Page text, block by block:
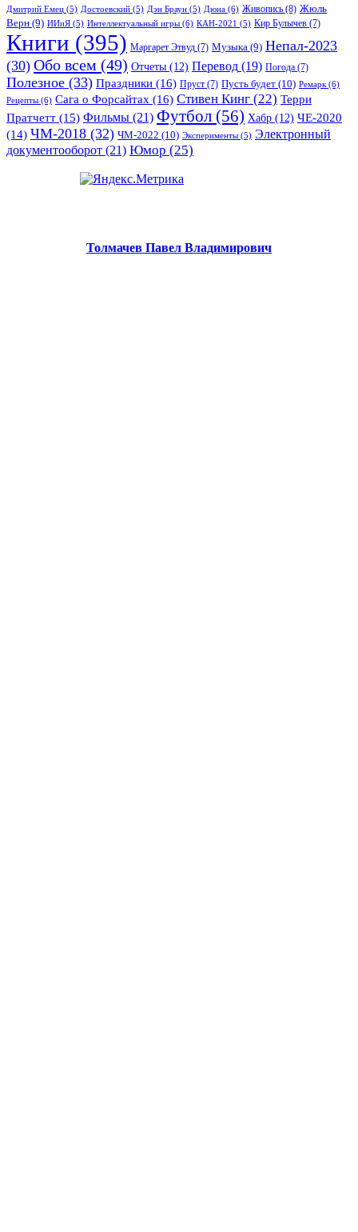
Дмитрий Емец (5) Достоевский (5) Дэн Браун (5) Дюна (6) Живопись (8) Жюль
Верн (9) ИИиЯ (5) Интеллектуальный игры (6) КАН-2021 (5) Кир Булычев (7)
Книги (395) Маргарет Этвуд (7) Музыка (9) Непал-2023
(30) Обо всем (49) Отчеты (12) Перевод (19) Погода (7)
Полезное (33) Праздники (16) Пруст (7) Пусть будет (10) Ремарк (6)
Рецепты (6) Сага о Форсайтах (16) Стивен Кинг (22) Терри
Пратчетт (15) Фильмы (21) Футбол (56) Хабр (12) ЧЕ-2020
(14) ЧМ-2018 (32) ЧМ-2022 (10) Эксперименты (5) Электронный
документооборот (21) Юмор (25)
Толмачев Павел Владимирович